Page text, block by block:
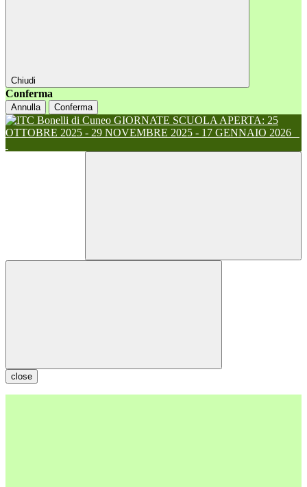
Chiudi
Conferma
Annulla Conferma
GIORNATE SCUOLA APERTA: 25
OTTOBRE 2025 - 29 NOVEMBRE 2025 - 17 GENNAIO 2026
close